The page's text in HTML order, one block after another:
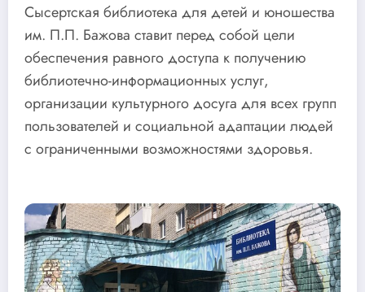
Сысертская библиотека для детей и юношества
им. П.П. Бажова ставит перед собой цели
обеспечения равного доступа к получению
библиотечно-информационных услуг,
организации культурного досуга для всех групп
пользователей и социальной адаптации людей
с ограниченными возможностями здоровья.